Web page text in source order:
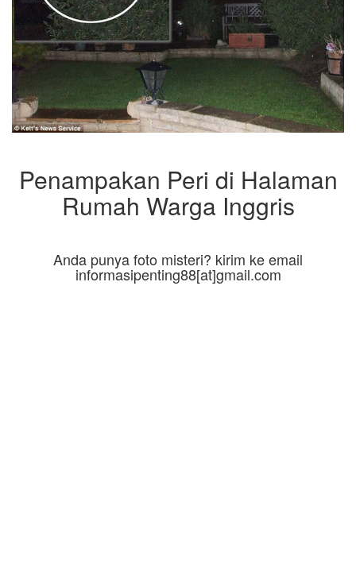
Penampakan Peri di Halaman
Rumah Warga Inggris
Anda punya foto misteri? kirim ke email
informasipenting88[at]gmail.com